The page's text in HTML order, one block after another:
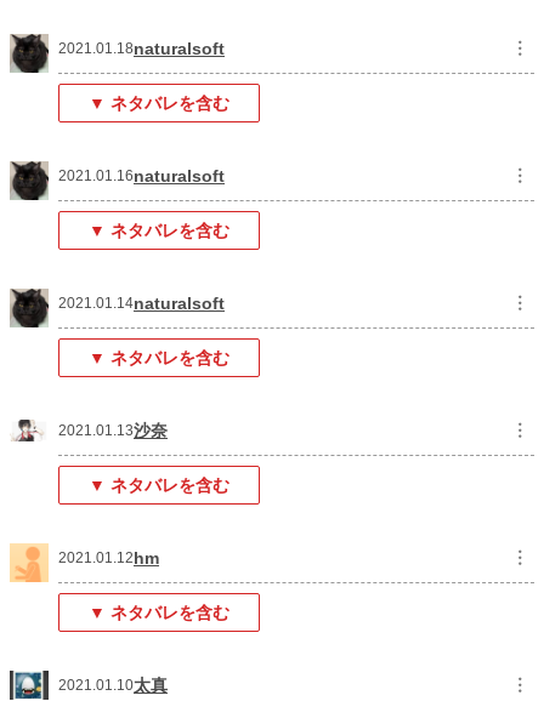
2021.01.18naturalsoft ︙
▼ ネタバレを含む
2021.01.16naturalsoft ︙
▼ ネタバレを含む
2021.01.14naturalsoft ︙
▼ ネタバレを含む
2021.01.13沙奈 ︙
▼ ネタバレを含む
2021.01.12hm ︙
▼ ネタバレを含む
2021.01.10太真 ︙